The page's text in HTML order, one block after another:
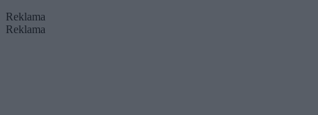
Reklama
Reklama